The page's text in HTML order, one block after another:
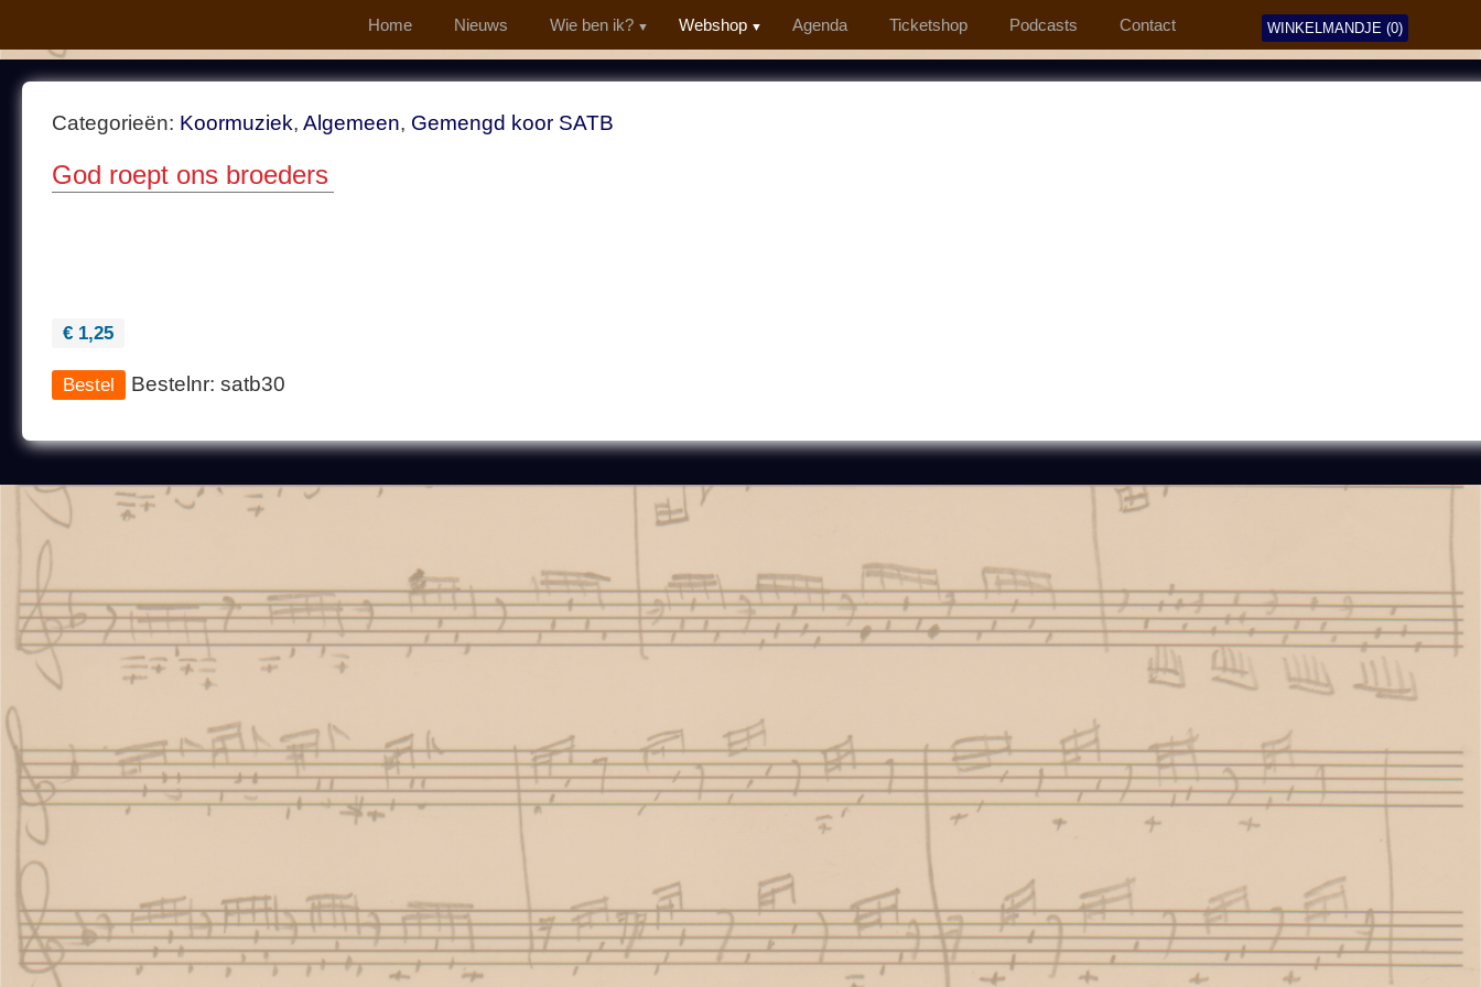
Home Nieuws Wie ben ik? Webshop Agenda Ticketshop Podcasts Contact WINKELMANDJE (0)
Categorieën: Koormuziek, Algemeen, Gemengd koor SATB
God roept ons broeders
€ 1,25
Bestelnr: satb30